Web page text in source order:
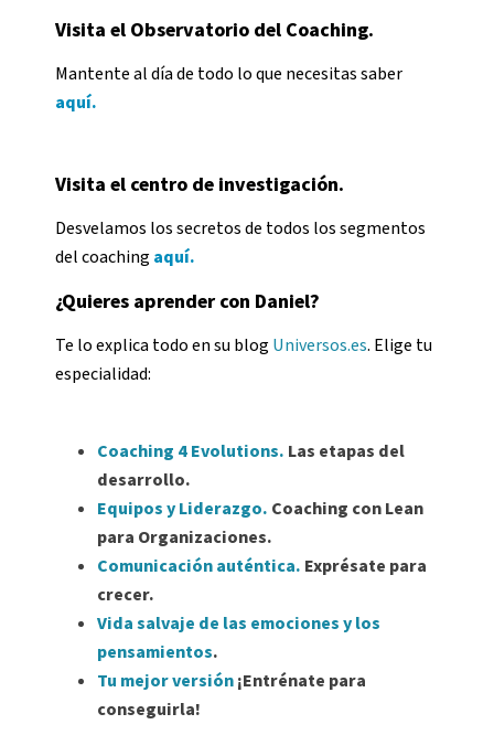
Visita el Observatorio del Coaching.
Mantente al día de todo lo que necesitas saber
aquí.
Visita el centro de investigación.
Desvelamos los secretos de todos los segmentos
del coachingaquí.
¿Quieres aprender con Daniel?
Te lo explica todo en su blogUniversos.es. Elige tu
especialidad:
Coaching 4 Evolutions. Las etapas del
desarrollo.
Equipos y Liderazgo. Coaching con Lean
para Organizaciones.
Comunicación auténtica. Exprésate para
crecer.
Vida salvaje de las emociones y los
pensamientos.
Tu mejor versión¡Entrénate para
conseguirla!